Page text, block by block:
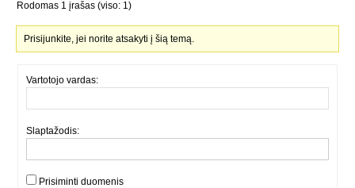
Rodomas 1 įrašas (viso: 1)
Prisijunkite, jei norite atsakyti į šią temą.
Vartotojo vardas:
Slaptažodis:
Prisiminti duomenis